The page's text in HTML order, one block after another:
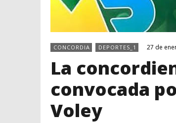
CONCORDIA DEPORTES_1 27 de
La
convocada
Voley